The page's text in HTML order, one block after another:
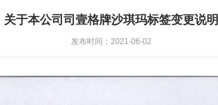
关于本公司司壹格牌沙琪玛标签变更说明
发布时间：2021-06-02